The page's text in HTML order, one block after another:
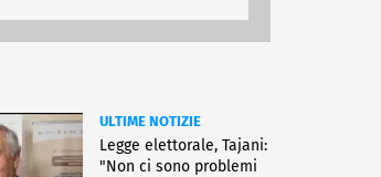
ULTIME NOTIZIE
Legge elettorale, Tajani:
"Non ci sono problemi